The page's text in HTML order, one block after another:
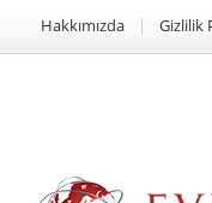
Hakkımızda Gizlilik